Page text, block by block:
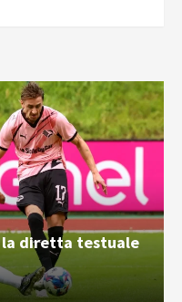
la diretta testuale